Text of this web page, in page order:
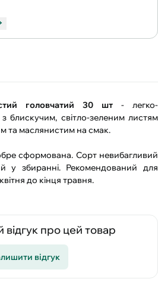
головчатий 30 шт - легко-
блискучим, світло-зеленим листям
та маслянистим на смак.
сформована. Сорт невибагливий
у збиранні. Рекомендований для
до кінця травня.
відгук про цей товар
відгук